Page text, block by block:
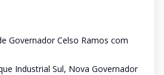
Governador Celso Ramos com
Industrial Sul, Nova Governador